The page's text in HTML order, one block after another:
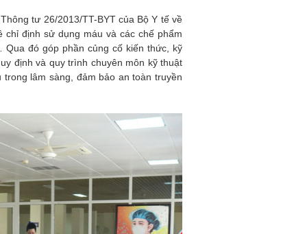
tư 26/2013/TT-BYT của Bộ Y tế về
chỉ định sử dụng máu và các chế phẩm
đó góp phần củng cố kiến thức, kỹ
định và quy trình chuyên môn kỹ thuật
lâm sàng, đảm bảo an toàn truyền